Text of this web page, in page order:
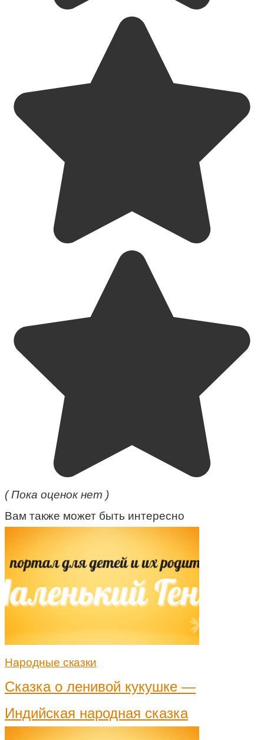
( Пока оценок нет )
Вам также может быть интересно
Народные сказки
Сказка о ленивой кукушке —
Индийская народная сказка